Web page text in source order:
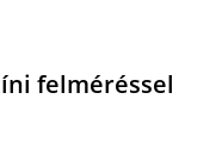
felméréssel